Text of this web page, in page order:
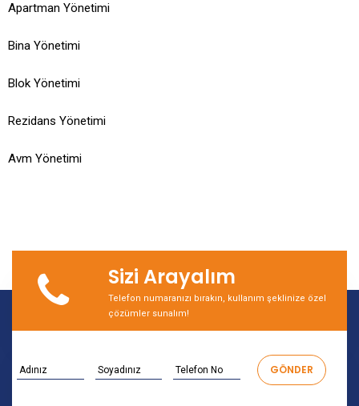
Apartman Yönetimi
Bina Yönetimi
Blok Yönetimi
Rezidans Yönetimi
Avm Yönetimi
Sizi Arayalım
Telefon numaranızı bırakın, kullanım şeklinize özel
çözümler sunalım!